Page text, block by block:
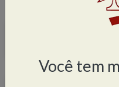
Você tem